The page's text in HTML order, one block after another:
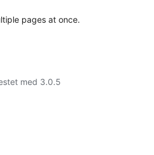
pages at once.
med 3.0.5